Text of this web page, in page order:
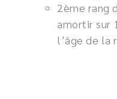
2ème rang
amortir sur
l’âge de la